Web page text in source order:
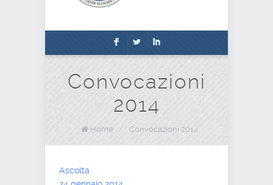
F L I
Convocazioni
2014
Home / Convocazioni 2014
Ascolta